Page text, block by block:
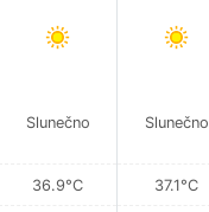
Slunečno
36.9°C
Slunečno
37.1°C